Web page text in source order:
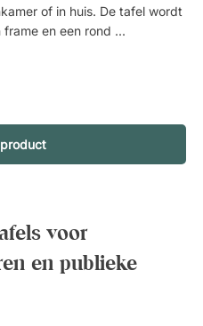
of in huis. De tafel wordt
en een rond en ruim
voor
en publieke